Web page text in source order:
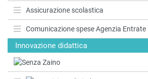
Assicurazione scolastica
Comunicazione spese Agenzia Entrate
Innovazione didattica